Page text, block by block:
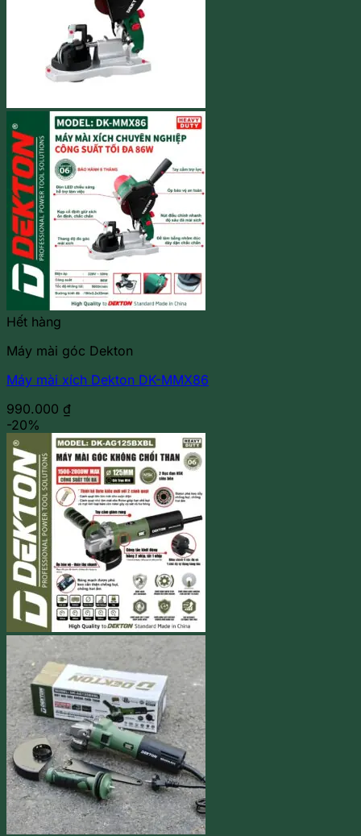
Hết hàng
Máy mài góc Dekton
Máy mài xích Dekton DK-MMX86
990.000 ₫
-20%